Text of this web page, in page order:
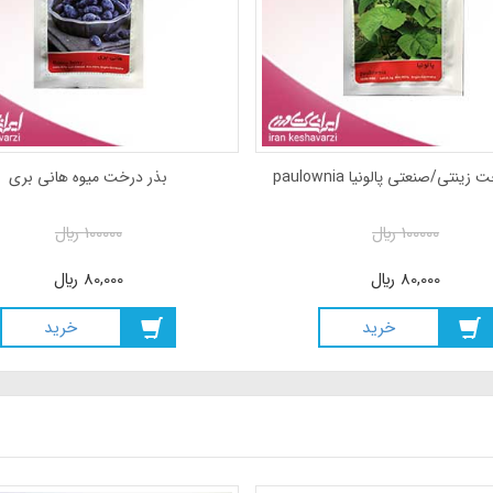
بذر درخت زینتی/صنعتی پالونیا paulownia
100000ريال
80,000 ريال
خريد
بذر درخت میوه بلوبری
100000ريال
80,000 ريال
خريد